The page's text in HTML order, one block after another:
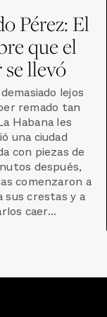
Pérez: El
que el
se llevó
lejos
remado tan
Habana les
una ciudad
con piezas de
después,
comenzaron a
sus crestas y a
caer...